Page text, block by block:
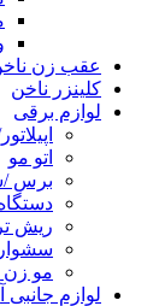
عقب زن
کلینزر ناخن
لوازم برقی
اتو مو
برس
ریش
سشوار
مو زن
لوازم جانبی